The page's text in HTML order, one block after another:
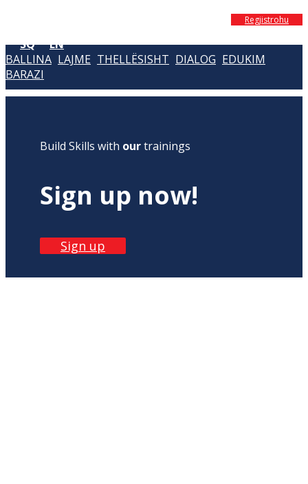
SQ EN
Regjistrohu
BALLINA LAJME THELLËSISHT DIALOG EDUKIM
BARAZI
Build Skills with ourtrainings
Sign up now!
Sign up